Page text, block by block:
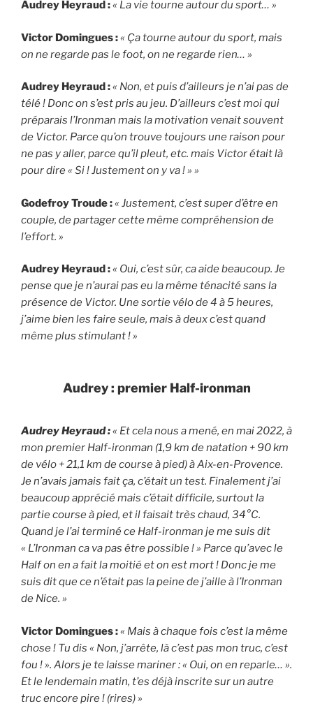
Audrey Heyraud :« La vie tourne autour du sport… »
Victor Domingues :« Ça tourne autour du sport, mais
on ne regarde pas le foot, on ne regarde rien… »
Audrey Heyraud :« Non, et puis d’ailleurs je n’ai pas de
télé ! Donc on s’est pris au jeu. D’ailleurs c’est moi qui
préparais l’Ironman mais la motivation venait souvent
de Victor. Parce qu’on trouve toujours une raison pour
ne pas y aller, parce qu’il pleut, etc. mais Victor était là
pour dire « Si ! Justement on y va ! » »
Godefroy Troude :« Justement, c’est super d’être en
couple, de partager cette même compréhension de
l’effort. »
Audrey Heyraud :« Oui, c’est sûr, ca aide beaucoup. Je
pense que je n’aurai pas eu la même ténacité sans la
présence de Victor. Une sortie vélo de 4 à 5 heures,
j’aime bien les faire seule, mais à deux c’est quand
même plus stimulant ! »
Audrey : premier Half-ironman
Audrey Heyraud :« Et cela nous a mené, en mai 2022, à
mon premier Half-ironman (1,9 km de natation + 90 km
de vélo + 21,1 km de course à pied) à Aix-en-Provence.
Je n’avais jamais fait ça, c’était un test. Finalement j’ai
beaucoup apprécié mais c’était difficile, surtout la
partie course à pied, et il faisait très chaud, 34°C.
Quand je l’ai terminé ce Half-ironman je me suis dit
« L’Ironman ca va pas être possible ! » Parce qu’avec le
Half on en a fait la moitié et on est mort ! Donc je me
suis dit que ce n’était pas la peine de j’aille à l’Ironman
de Nice. »
Victor Domingues :« Mais à chaque fois c’est la même
chose ! Tu dis « Non, j’arrête, là c’est pas mon truc, c’est
fou ! ». Alors je te laisse mariner : « Oui, on en reparle… ».
Et le lendemain matin, t’es déjà inscrite sur un autre
truc encore pire ! (rires) »